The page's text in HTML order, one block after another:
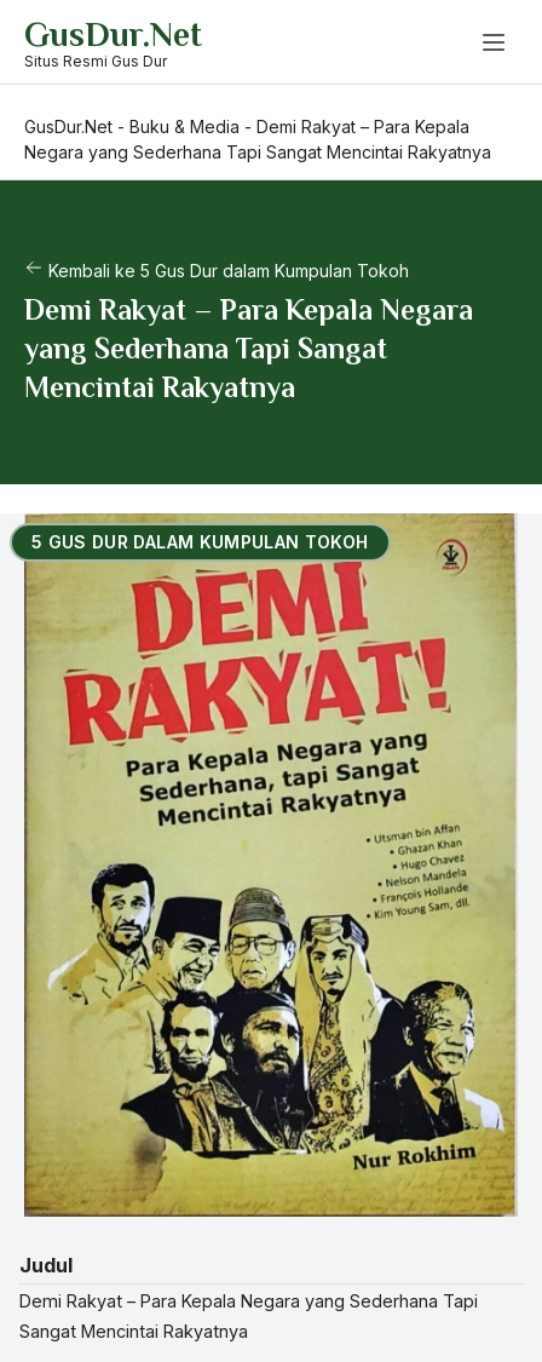
content
GusDur.Net
Situs Resmi Gus Dur
GusDur.Net - Buku & Media - Demi Rakyat – Para Kepala
Negara yang Sederhana Tapi Sangat Mencintai Rakyatnya
Kembali ke 5 Gus Dur dalam Kumpulan Tokoh
Demi Rakyat – Para Kepala Negara
yang Sederhana Tapi Sangat
Mencintai Rakyatnya
5 GUS DUR DALAM KUMPULAN TOKOH
Judul
Demi Rakyat – Para Kepala Negara yang Sederhana Tapi
Sangat Mencintai Rakyatnya